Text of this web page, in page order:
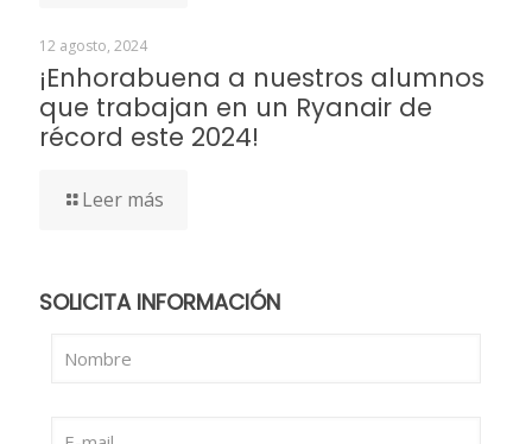
12 agosto, 2024
¡Enhorabuena a nuestros alumnos
que trabajan en un Ryanair de
récord este 2024!
Leer más
SOLICITA INFORMACIÓN